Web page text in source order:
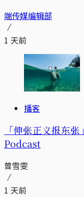
端传媒编辑部
1 天前
播客
「伸张正义报东
Podcast
曾雪雯
1 天前